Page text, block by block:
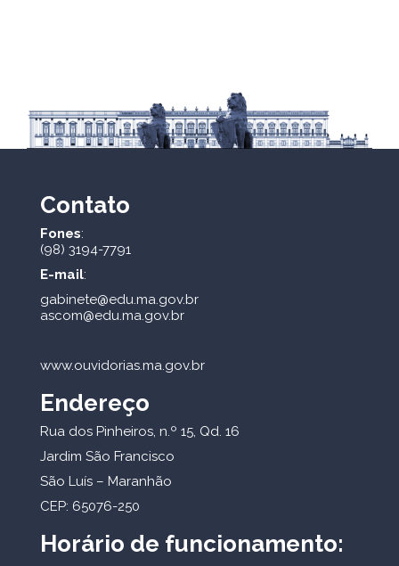
Contato
Fones:
(98) 3194-7791
E-mail:
gabinete@edu.ma.gov.br
ascom@edu.ma.gov.br
www.ouvidorias.ma.gov.br
Endereço
Rua dos Pinheiros, n.º 15, Qd. 16
Jardim São Francisco
São Luís – Maranhão
CEP: 65076-250
Horário de funcionamento: